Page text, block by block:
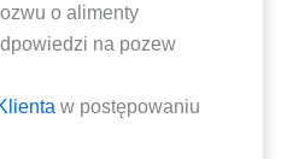
o alimenty
na pozew
w postę­po­wa­niu